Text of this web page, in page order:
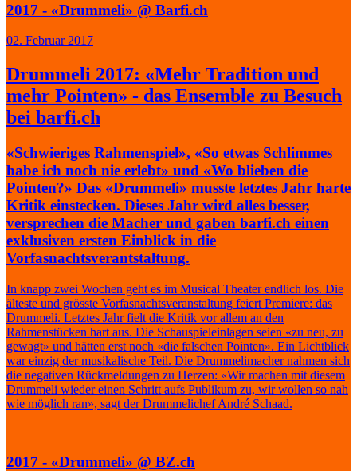
2017 - «Drummeli» @ Barfi.ch
02. Februar 2017
Drummeli 2017: «Mehr Tradition und
mehr Pointen» - das Ensemble zu Besuch
bei barfi.ch
«Schwieriges Rahmenspiel», «So etwas Schlimmes
habe ich noch nie erlebt» und «Wo blieben die
Pointen?» Das «Drummeli» musste letztes Jahr harte
Kritik einstecken. Dieses Jahr wird alles besser,
versprechen die Macher und gaben barfi.ch einen
exklusiven ersten Einblick in die
Vorfasnachtsverantstaltung.
In knapp zwei Wochen geht es im Musical Theater endlich los. Die
älteste und grösste Vorfasnachtsveranstaltung feiert Premiere: das
Drummeli. Letztes Jahr fielt die Kritik vor allem an den
Rahmenstücken hart aus. Die Schauspieleinlagen seien «zu neu, zu
gewagt» und hätten erst noch «die falschen Pointen». Ein Lichtblick
war einzig der musikalische Teil. Die Drummelimacher nahmen sich
die negativen Rückmeldungen zu Herzen: «Wir machen mit diesem
Drummeli wieder einen Schritt aufs Publikum zu, wir wollen so nah
wie möglich ran», sagt der Drummelichef André Schaad.
2017 - «Drummeli» @ BZ.ch